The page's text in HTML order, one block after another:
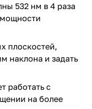
532 нм в 4 раза
плоскостей,
наклона и задать
работать с
на более